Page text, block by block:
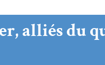
alliés du